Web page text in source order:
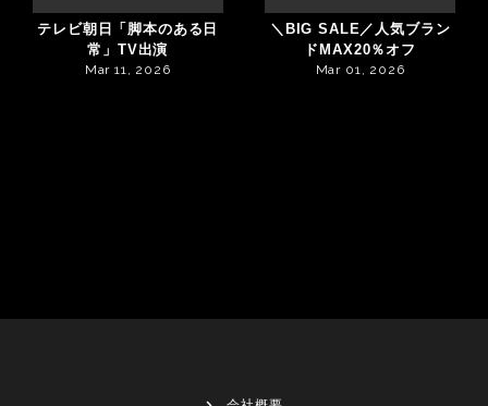
テレビ朝日「脚本のある日
常」TV出演
Mar 11, 2026
＼BIG SALE／人気ブラン
ドMAX20％オフ
Mar 01, 2026